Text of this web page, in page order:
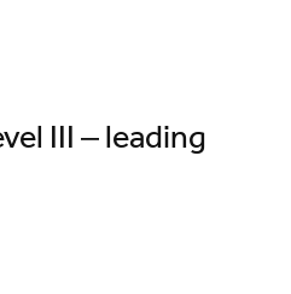
III – leading